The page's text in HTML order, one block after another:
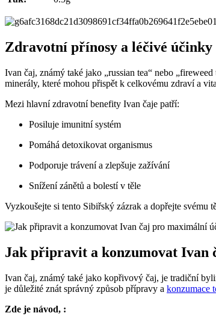
Zdravotní přínosy a léčivé účinky
Ivan čaj, známý také jako „russian tea“ nebo
minerály, které mohou přispět k celkovému zdraví a
Mezi hlavní zdravotní benefity Ivan čaje patří:
Posiluje imunitní systém
Pomáhá detoxikovat organismus
Podporuje trávení a zlepšuje zažívání
Snížení zánětů a bolestí v těle
Vyzkoušejte si tento Sibiřský zázrak a dopřejte
Jak připravit a konzumovat Ivan
Ivan čaj, známý také jako kopřivový čaj, je tradiční
je důležité znát správný způsob přípravy a konzumace
Zde je návod, :